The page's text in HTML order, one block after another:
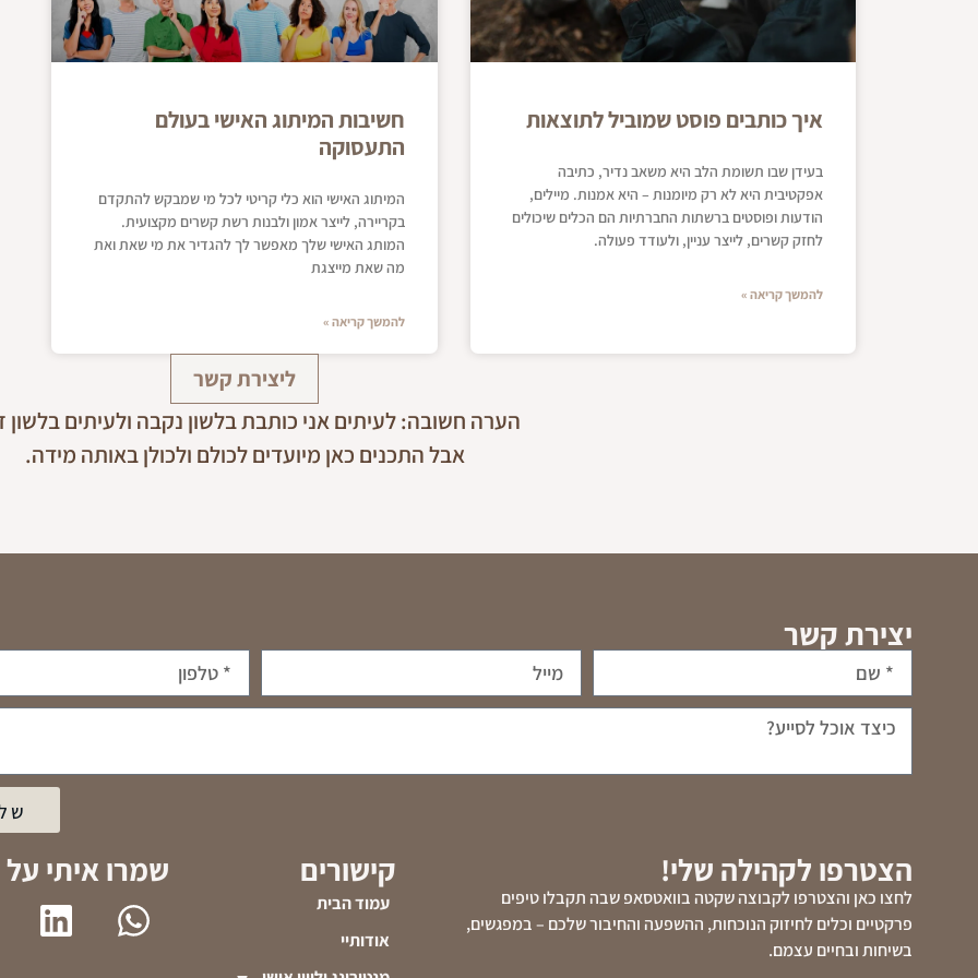
איך כותבים פוסט שמוביל לתוצאות
בעידן שבו תשומת הלב היא משאב נדיר, כתיבה
אפקטיבית היא לא רק מיומנות – היא אמנות. מיילים,
הודעות ופוסטים ברשתות החברתיות הם הכלים שיכולים
לחזק קשרים, לייצר עניין, ולעודד פעולה.
להמשך קריאה »
חשיבות המיתוג האישי בעולם
התעסוקה
המיתוג האישי הוא כלי קריטי לכל מי שמבקש להתקדם
בקריירה, לייצר אמון ולבנות רשת קשרים מקצועית.
המותג האישי שלך מאפשר לך להגדיר את מי שאת ואת
מה שאת מייצגת
להמשך קריאה »
ליצירת קשר
הערה חשובה: לעיתים אני כותבת בלשון נקבה ולעיתים בלשון
אבל התכנים כאן מיועדים לכולם ולכולן באותה מידה.
יצירת קשר
הצטרפו לקהילה שלי!
לחצו כאן והצטרפו לקבוצה שקטה בוואטסאפ שבה תקבלו טיפים
פרקטיים וכלים לחיזוק הנוכחות, ההשפעה והחיבור שלכם – במפגשים,
בשיחות ובחיים עצמם.
קישורים
עמוד הבית
אודותיי
שמרו איתי